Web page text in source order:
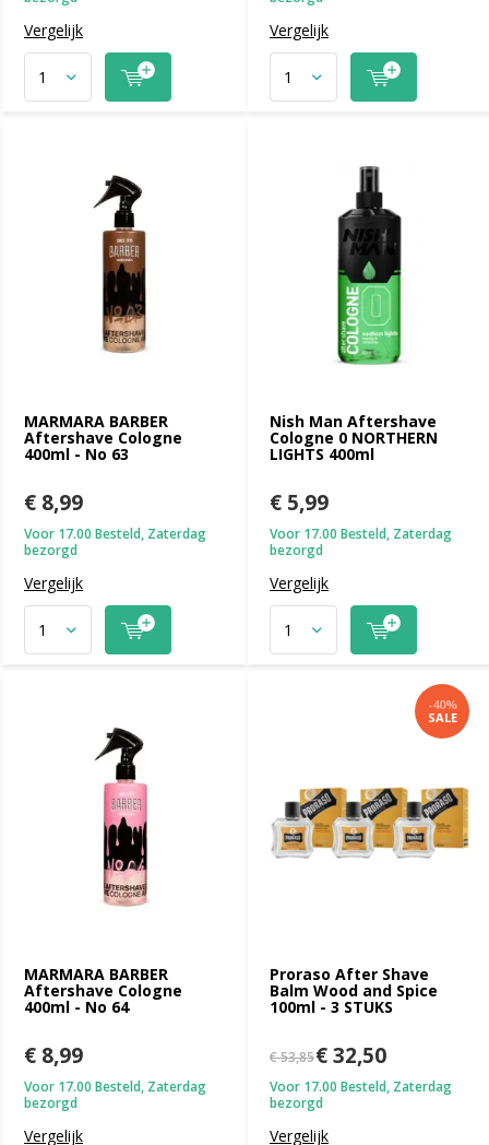
Vergelijk Vergelijk
MARMARA BARBER
Aftershave Cologne
400ml - No 63
€ 8,99
Voor 17.00 Besteld, Zaterdag
bezorgd
Vergelijk
Nish Man Aftershave
Cologne 0 NORTHERN
LIGHTS 400ml
€ 5,99
Voor 17.00 Besteld, Zaterdag
bezorgd
Vergelijk
MARMARA BARBER
Aftershave Cologne
400ml - No 64
€ 8,99
Voor 17.00 Besteld, Zaterdag
bezorgd
Vergelijk
Proraso After Shave
Balm Wood and Spice
100ml - 3 STUKS
-40%
SALE
€ 53,85€ 32,50
Voor 17.00 Besteld, Zaterdag
bezorgd
Vergelijk